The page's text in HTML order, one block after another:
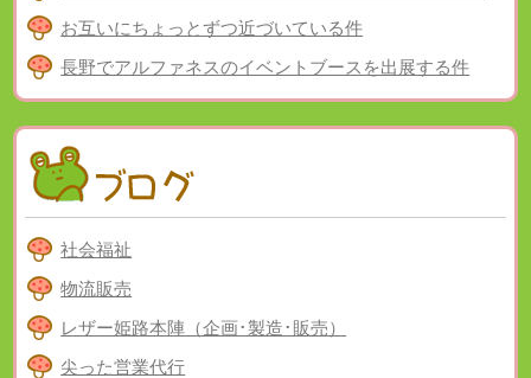
お互いにちょっとずつ近づいている件
長野でアルファネスのイベントブースを出展する件
社会福祉
物流販売
レザー姫路本陣（企画･製造･販売）
尖った営業代行